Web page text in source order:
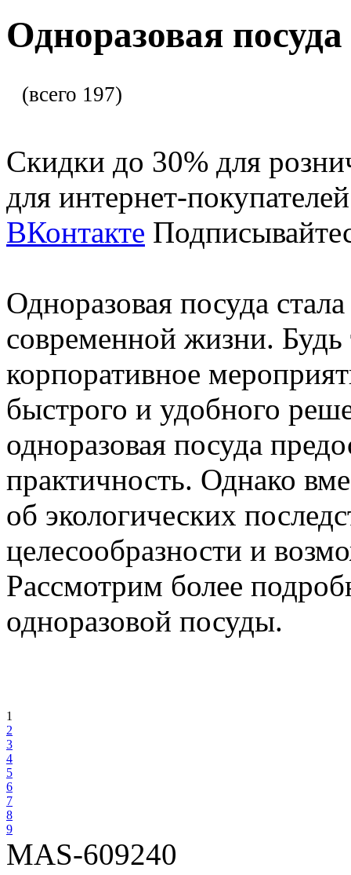
Одноразовая посуда
(всего 197)
Скидки до 30% для
для интернет-
ВКонтакте
Одноразовая посуда
современной жизни. Будь
корпоративное
быстрого и удобного
одноразовая посуда
практичность. Однако
об экологических
целесообразности и
Рассмотрим более
одноразовой посуды.
1
2
3
4
5
6
7
8
9
MAS-609240